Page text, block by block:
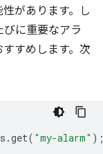
があります。し
に重要なアラ
すめします。次
.get( "my-alarm"